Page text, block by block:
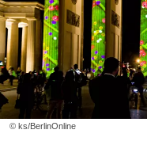
© ks/BerlinOnline